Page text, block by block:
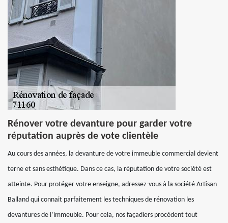
Rénover votre devanture pour garder votre
réputation auprès de vote clientèle
Au cours des années, la devanture de votre immeuble commercial devient
terne et sans esthétique. Dans ce cas, la réputation de votre société est
atteinte. Pour protéger votre enseigne, adressez-vous à la société Artisan
Balland qui connait parfaitement les techniques de rénovation les
devantures de l’immeuble. Pour cela, nos façadiers procèdent tout